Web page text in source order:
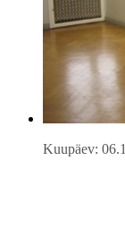
Kuupäev: